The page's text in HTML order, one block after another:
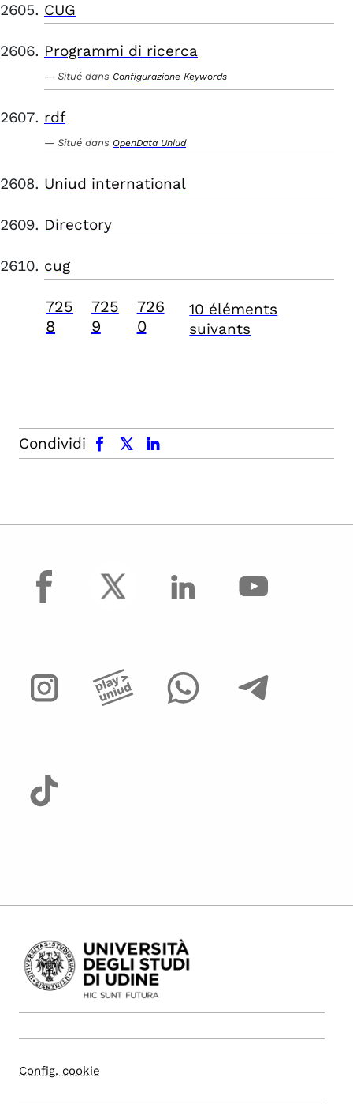
CUG
Programmi di ricerca
Situé dans Configurazione Keywords
rdf
Situé dans OpenData Uniud
Uniud international
Directory
cug
725
8
725
9
726
0
10 éléments
suivants
Condividi
facebook x.com linkedin
facebook
Config. cookie